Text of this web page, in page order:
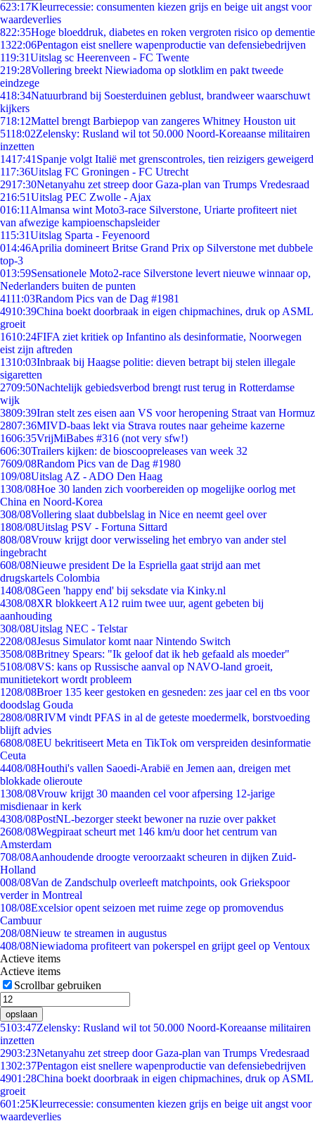
623:17Kleurrecessie: consumenten kiezen grijs en beige uit angst voor
waardeverlies
822:35Hoge bloeddruk, diabetes en roken vergroten risico op dementie
1322:06Pentagon eist snellere wapenproductie van defensiebedrijven
119:31Uitslag sc Heerenveen - FC Twente
219:28Vollering breekt Niewiadoma op slotklim en pakt tweede
eindzege
418:34Natuurbrand bij Soesterduinen geblust, brandweer waarschuwt
kijkers
718:12Mattel brengt Barbiepop van zangeres Whitney Houston uit
5118:02Zelensky: Rusland wil tot 50.000 Noord-Koreaanse militairen
inzetten
1417:41 Spanje volgt Italië met grenscontroles, tien reizigers geweigerd
117:36Uitslag FC Groningen - FC Utrecht
2917:30Netanyahu zet streep door Gaza-plan van Trumps Vredesraad
216:51Uitslag PEC Zwolle - Ajax
016:11 Almansa wint Moto3-race Silverstone, Uriarte profiteert niet
van afwezige kampioenschapsleider
115:31Uitslag Sparta - Feyenoord
014:46Aprilia domineert Britse Grand Prix op Silverstone met dubbele
top-3
013:59Sensationele Moto2-race Silverstone levert nieuwe winnaar op,
Nederlanders buiten de punten
4111:03Random Pics van de Dag #1981
4910:39China boekt doorbraak in eigen chipmachines, druk op ASML
groeit
1610:24FIFA ziet kritiek op Infantino als desinformatie, Noorwegen
eist zijn aftreden
1310:03Inbraak bij Haagse politie: dieven betrapt bij stelen illegale
sigaretten
2709:50Nachtelijk gebiedsverbod brengt rust terug in Rotterdamse
wijk
3809:39Iran stelt zes eisen aan VS voor heropening Straat van Hormuz
2807:36MIVD-baas lekt via Strava routes naar geheime kazerne
1606:35VrijMiBabes #316 (not very sfw!)
606:30Trailers kijken: de bioscoopreleases van week 32
7609/08Random Pics van de Dag #1980
109/08Uitslag AZ - ADO Den Haag
1308/08Hoe 30 landen zich voorbereiden op mogelijke oorlog met
China en Noord-Korea
308/08Vollering slaat dubbelslag in Nice en neemt geel over
1808/08Uitslag PSV - Fortuna Sittard
808/08Vrouw krijgt door verwisseling het embryo van ander stel
ingebracht
608/08Nieuwe president De la Espriella gaat strijd aan met
drugskartels Colombia
1408/08Geen 'happy end' bij seksdate via Kinky.nl
4308/08XR blokkeert A12 ruim twee uur, agent gebeten bij
aanhouding
308/08Uitslag NEC - Telstar
2208/08Jesus Simulator komt naar Nintendo Switch
3508/08Britney Spears: "Ik geloof dat ik heb gefaald als moeder"
5108/08VS: kans op Russische aanval op NAVO-land groeit,
munitietekort wordt probleem
1208/08Broer 135 keer gestoken en gesneden: zes jaar cel en tbs voor
doodslag Gouda
2808/08RIVM vindt PFAS in al de geteste moedermelk, borstvoeding
blijft advies
6808/08EU bekritiseert Meta en TikTok om verspreiden desinformatie
Ceuta
4408/08Houthi's vallen Saoedi-Arabië en Jemen aan, dreigen met
blokkade olieroute
1308/08Vrouw krijgt 30 maanden cel voor afpersing 12-jarige
misdienaar in kerk
4308/08PostNL-bezorger steekt bewoner na ruzie over pakket
2608/08Wegpiraat scheurt met 146 km/u door het centrum van
Amsterdam
708/08Aanhoudende droogte veroorzaakt scheuren in dijken Zuid-
Holland
008/08Van de Zandschulp overleeft matchpoints, ook Griekspoor
verder in Montreal
108/08Excelsior opent seizoen met ruime zege op promovendus
Cambuur
208/08Nieuw te streamen in augustus
408/08Niewiadoma profiteert van pokerspel en grijpt geel op Ventoux
Actieve items
Actieve items
Scrollbar gebruiken
opslaan
5103:47Zelensky: Rusland wil tot 50.000 Noord-Koreaanse militairen
inzetten
2903:23Netanyahu zet streep door Gaza-plan van Trumps Vredesraad
1302:37Pentagon eist snellere wapenproductie van defensiebedrijven
4901:28China boekt doorbraak in eigen chipmachines, druk op ASML
groeit
601:25Kleurrecessie: consumenten kiezen grijs en beige uit angst voor
waardeverlies